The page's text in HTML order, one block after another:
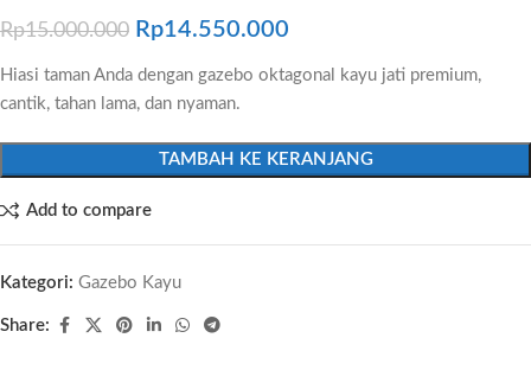
Rp15.000.000 Rp14.550.000
Hiasi taman Anda dengan gazebo oktagonal kayu jati premium,
cantik, tahan lama, dan nyaman.
TAMBAH KE KERANJANG
Add to compare
Kategori: Gazebo Kayu
Share: